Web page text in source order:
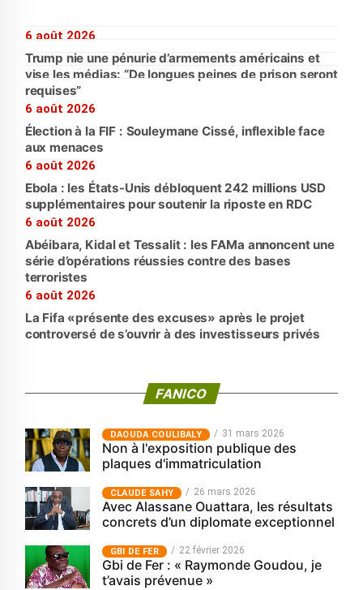
6 août 2026
Trump nie une pénurie d’armements américains et
vise les médias: “De longues peines de prison seront
requises”
6 août 2026
Élection à la FIF : Souleymane Cissé, inflexible face
aux menaces
6 août 2026
Ebola : les États-Unis débloquent 242 millions USD
supplémentaires pour soutenir la riposte en RDC
6 août 2026
Abéibara, Kidal et Tessalit : les FAMa annoncent une
série d’opérations réussies contre des bases
terroristes
6 août 2026
La Fifa «présente des excuses» après le projet
controversé de s’ouvrir à des investisseurs privés
FANICO
‎DAOUDA COULIBALY 31 mars 2026
Non à l'exposition publique des
plaques d'immatriculation
CLAUDE SAHY 26 mars 2026
Avec Alassane Ouattara, les résultats
concrets d’un diplomate exceptionnel
GBI DE FER 22 février 2026
Gbi de Fer : « Raymonde Goudou, je
t’avais prévenue »